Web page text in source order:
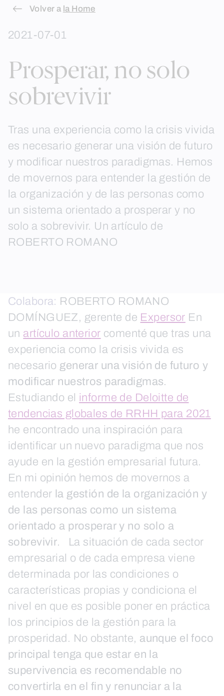
Skip
content
Volver a la Home
2021-07-01
Prosperar, no solo
sobrevivir
Tras una experiencia como la crisis vivida
es necesario generar una visión de futuro
y modificar nuestros paradigmas. Hemos
de movernos para entender la gestión de
la organización y de las personas como
un sistema orientado a prosperar y no
solo a sobrevivir. Un artículo de
ROBERTO ROMANO
Colabora: ROBERTO ROMANO
DOMÍNGUEZ, gerente de Expersor En
un artículo anterior comenté que tras una
experiencia como la crisis vivida es
necesario generar una visión de futuro y
modificar nuestros paradigmas.
Estudiando el informe de Deloitte de
tendencias globales de RRHH para 2021
he encontrado una inspiración para
identificar un nuevo paradigma que nos
ayude en la gestión empresarial futura.
En mi opinión hemos de movernos a
entender la gestión de la organización y
de las personas como un sistema
orientado a prosperar y no solo a
sobrevivir. La situación de cada sector
empresarial o de cada empresa viene
determinada por las condiciones o
características propias y condiciona el
nivel en que es posible poner en práctica
los principios de la gestión para la
prosperidad. No obstante, aunque el foco
principal tenga que estar en la
supervivencia es recomendable no
convertirla en el fin y renunciar a la